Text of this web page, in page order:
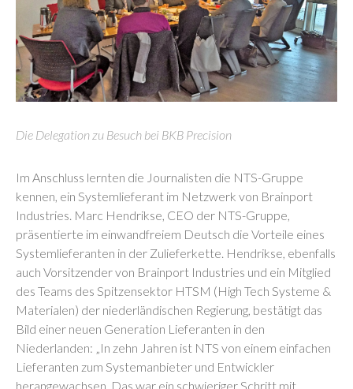
Die Delegation zu Besuch bei BKB Precision
Im Anschluss lernten die Journalisten die NTS-Gruppe
kennen, ein Systemlieferant im Netzwerk von Brainport
Industries. Marc Hendrikse, CEO der NTS-Gruppe,
präsentierte im einwandfreiem Deutsch die Vorteile eines
Systemlieferanten in der Zulieferkette. Hendrikse, ebenfalls
auch Vorsitzender von Brainport Industries und ein Mitglied
des Teams des Spitzensektor HTSM (High Tech Systeme &
Materialen) der niederländischen Regierung, bestätigt das
Bild einer neuen Generation Lieferanten in den
Niederlanden: „In zehn Jahren ist NTS von einem einfachen
Lieferanten zum Systemanbieter und Entwickler
herangewachsen. Das war ein schwieriger Schritt mit